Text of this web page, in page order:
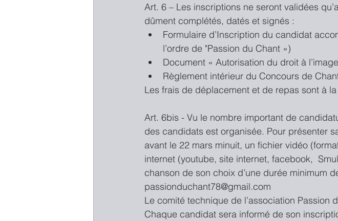
Art. 6 – Les inscriptions ne seront validées
dûment complétés, datés et signés :
Formulaire d’Inscription du candidat
l’ordre de "Passion du Chant »)
Document « Autorisation du droit à
Règlement intérieur du Concours de
Les frais de déplacement et de repas sont à
Art. 6bis - Vu le nombre important de
des candidats est organisée. Pour présenter
avant le 22 mars minuit, un fichier vidéo
internet (youtube, site internet, facebook,
chanson de son choix d’une durée minimum
passionduchant78@gmail.com
Le comité technique de l’association Passion
Chaque candidat sera informé de son